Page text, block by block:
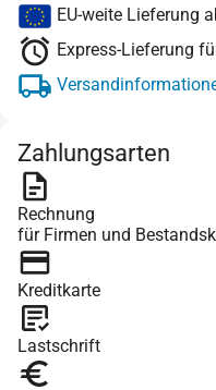
EU-weite Lieferung
Express-Lieferung
Zahlungsarten
Rechnung
für Firmen und
Kreditkarte
Lastschrift